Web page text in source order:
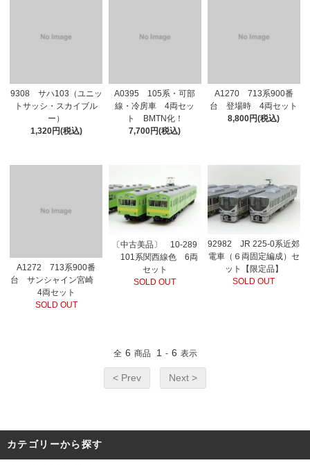
9308 サハ103（ユニッ
トサッシ・スカイブル
ー）
1,320円(税込)
A0395 105系・可部
線・冷房車 4両セッ
ト BMTN化！
7,700円(税込)
A1270 713系900番
台 登場時 4両セット
8,800円(税込)
A1272 713系900番
台 サンシャイン宮崎
4両セット
SOLD OUT
〔中古美品〕 10-289
101系関西線色 6両
セット
SOLD OUT
92982 JR 225-0系近郊
電車（６両固定編成）セ
ット【限定品】
SOLD OUT
全 6 商品 1 - 6 表示
< Prev Next >
カテゴリーから探す